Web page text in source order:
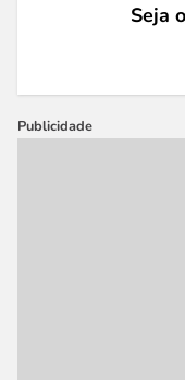
Seja
Publicidade